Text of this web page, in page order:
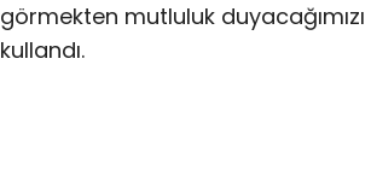
görmekten mutluluk
kullandı.